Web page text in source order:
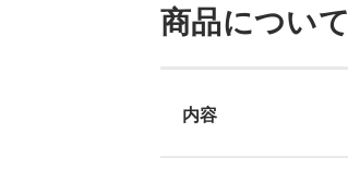
商品について
内容